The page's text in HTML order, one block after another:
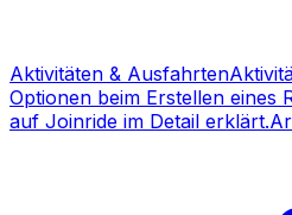
Aktivitäten & Ausfahrten
Optionen beim Erstellen eines
auf Joinride im Detail erklärt.